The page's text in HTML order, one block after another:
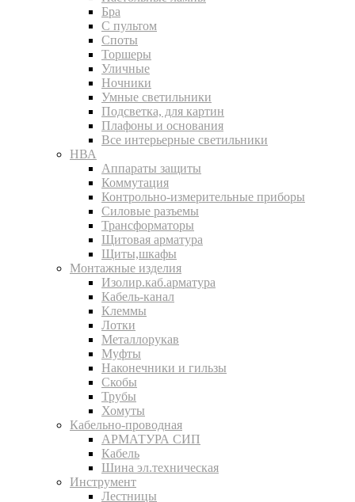
Бра
С пультом
Споты
Торшеры
Уличные
Ночники
Умные светильники
Подсветка, для картин
Плафоны и основания
Все интерьерные светильники
НВА
Аппараты защиты
Коммутация
Контрольно-измерительные приборы
Силовые разъемы
Трансформаторы
Щитовая арматура
Щиты,шкафы
Монтажные изделия
Изолир.каб.арматура
Кабель-канал
Клеммы
Лотки
Металлорукав
Муфты
Наконечники и гильзы
Скобы
Трубы
Хомуты
Кабельно-проводная
АРМАТУРА СИП
Кабель
Шина эл.техническая
Инструмент
Лестницы